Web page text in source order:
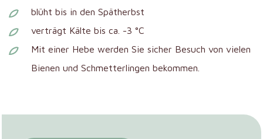
blüht bis in den Spätherbst
verträgt Kälte bis ca. -3 °C
Mit einer Hebe werden Sie sicher Besuch von vielen
Bienen und Schmetterlingen bekommen.